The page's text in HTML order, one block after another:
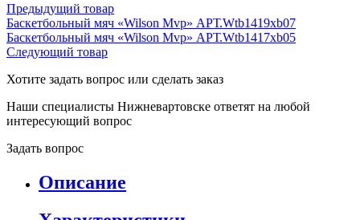
Предыдущий товар
Баскетбольный мяч «Wilson Mvp» АРТ.Wtb1419xb07
Баскетбольный мяч «Wilson Mvp» АРТ.Wtb1417xb05
Следующий товар
Хотите задать вопрос или сделать заказ
Наши специалисты Нижневартовске ответят на любой
интересующий вопрос
Задать вопрос
Описание